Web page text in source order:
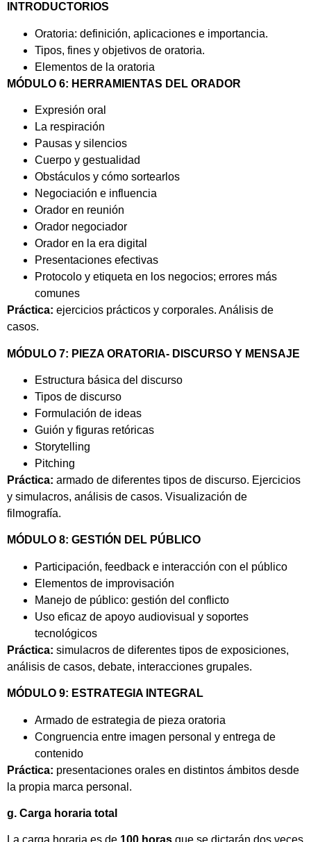
INTRODUCTORIOS
Oratoria: definición, aplicaciones e importancia.
Tipos, fines y objetivos de oratoria.
Elementos de la oratoria
MÓDULO 6: HERRAMIENTAS DEL ORADOR
Expresión oral
La respiración
Pausas y silencios
Cuerpo y gestualidad
Obstáculos y cómo sortearlos
Negociación e influencia
Orador en reunión
Orador negociador
Orador en la era digital
Presentaciones efectivas
Protocolo y etiqueta en los negocios; errores más
comunes
Práctica: ejercicios prácticos y corporales. Análisis de
casos.
MÓDULO 7: PIEZA ORATORIA- DISCURSO Y MENSAJE
Estructura básica del discurso
Tipos de discurso
Formulación de ideas
Guión y figuras retóricas
Storytelling
Pitching
Práctica: armado de diferentes tipos de discurso. Ejercicios
y simulacros, análisis de casos. Visualización de
filmografía.
MÓDULO 8: GESTIÓN DEL PÚBLICO
Participación, feedback e interacción con el público
Elementos de improvisación
Manejo de público: gestión del conflicto
Uso eficaz de apoyo audiovisual y soportes
tecnológicos
Práctica: simulacros de diferentes tipos de exposiciones,
análisis de casos, debate, interacciones grupales.
MÓDULO 9: ESTRATEGIA INTEGRAL
Armado de estrategia de pieza oratoria
Congruencia entre imagen personal y entrega de
contenido
Práctica: presentaciones orales en distintos ámbitos desde
la propia marca personal.
g. Carga horaria total